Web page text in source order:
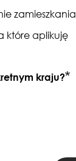
zamieszkania
które aplikuję
kraju?